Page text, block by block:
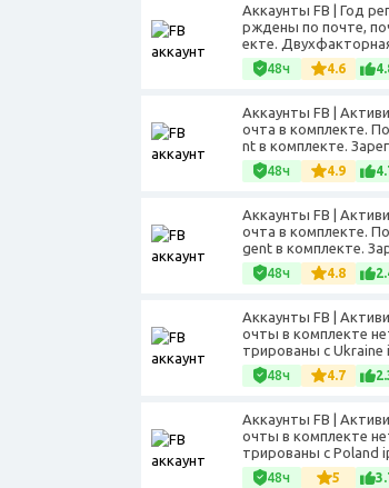
Аккаунты FB | Год
рждены по почте,
екте.
48ч 4.6
Аккаунты FB |
очта в комплекте.
nt в комплекте.
48ч 4.9
Аккаунты FB |
очта в комплекте.
gent в комплекте.
48ч 4.8
Аккаунты FB |
очты в комплекте
трированы с Ukraine
48ч 4.7
Аккаунты FB |
очты в комплекте
трированы с Poland
48ч 5